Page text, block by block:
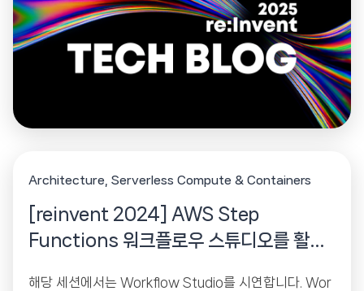
Architecture Serverless Compute & Containers
[reinvent 2024] AWS Step
Functions 워크플로우 스튜디오를 활용
해당 세션에서는 Workflow Studio를 시연합니다. Wor